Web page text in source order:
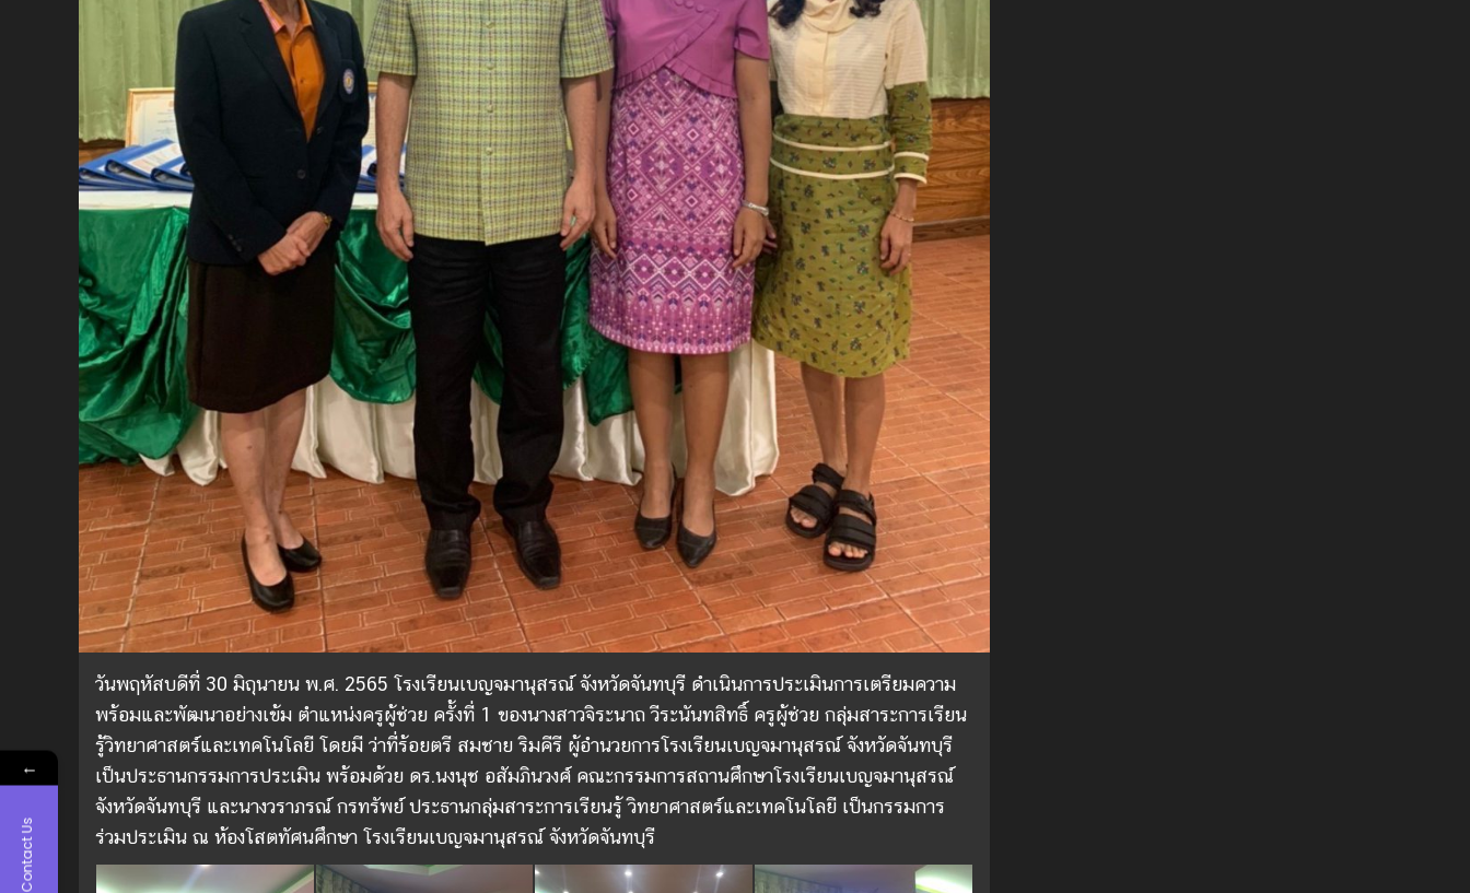
วันพฤหัสบดีที่ 30 มิถุนายน พ.ศ. 2565 โรงเรียนเบญจมานุสรณ์ จังหวัดจันทบุรี ดำเนินการประเมินการเตรียมความ
พร้อมและพัฒนาอย่างเข้ม ตำแหน่งครูผู้ช่วย ครั้งที่ 1 ของนางสาวจิระนาถ วีระนันทสิทธิ์ ครูผู้ช่วย กลุ่มสาระการเรียน
รู้วิทยาศาสตร์และเทคโนโลยี โดยมี ว่าที่ร้อยตรี สมชาย ริมคีรี ผู้อำนวยการโรงเรียนเบญจมานุสรณ์ จังหวัดจันทบุรี
เป็นประธานกรรมการประเมิน พร้อมด้วย ดร.นงนุช อสัมภินวงศ์ คณะกรรมการสถานศึกษาโรงเรียนเบญจมานุสรณ์
จังหวัดจันทบุรี และนางวราภรณ์ กรทรัพย์ ประธานกลุ่มสาระการเรียนรู้ วิทยาศาสตร์และเทคโนโลยี เป็นกรรมการ
ร่วมประเมิน ณ ห้องโสตทัศนศึกษา โรงเรียนเบญจมานุสรณ์ จังหวัดจันทบุรี
←
Contact Us